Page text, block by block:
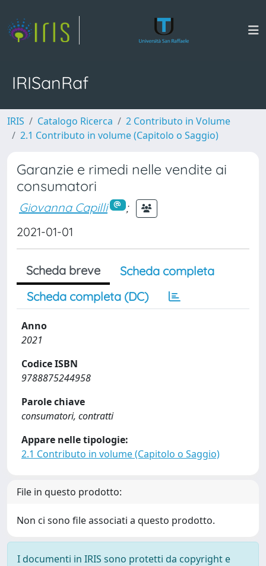
IRISanRaf
IRIS Catalogo Ricerca
2 Contributo in Volume
2.1 Contributo in volume (Capitolo o Saggio)
Garanzie e rimedi nelle vendite ai
consumatori
Giovanna Capilli
;
2021-01-01
Scheda breve
Scheda completa
Scheda completa (DC)
Anno
2021
Codice ISBN
9788875244958
Parole chiave
consumatori, contratti
Appare nelle tipologie:
2.1 Contributo in volume (Capitolo o Saggio)
File in questo prodotto:
Non ci sono file associati a questo prodotto.
I documenti in IRIS sono protetti da copyright e